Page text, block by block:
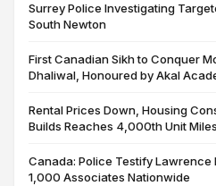
Surrey Police Investigating
South Newton
First Canadian Sikh to Conquer
Dhaliwal, Honoured by Akal
Rental Prices Down, Housing
Builds Reaches 4,000th Unit
Canada: Police Testify Lawrence
1,000 Associates Nationwide